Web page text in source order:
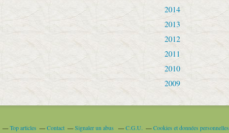
2014
2013
2012
2011
2010
2009
Top articles Contact Signaler un abus C.G.U. Cookies et données personnelles